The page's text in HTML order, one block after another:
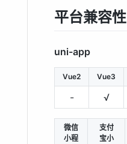
平台兼容性
uni-app
Vue2 Vue3
- √
微信
小程
支付
宝小